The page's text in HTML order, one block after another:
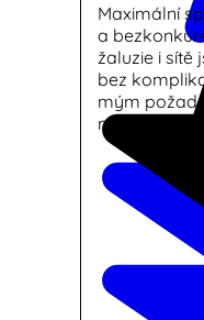
Maximální
a
žaluzie i sítě
bez
mým
naposledy,